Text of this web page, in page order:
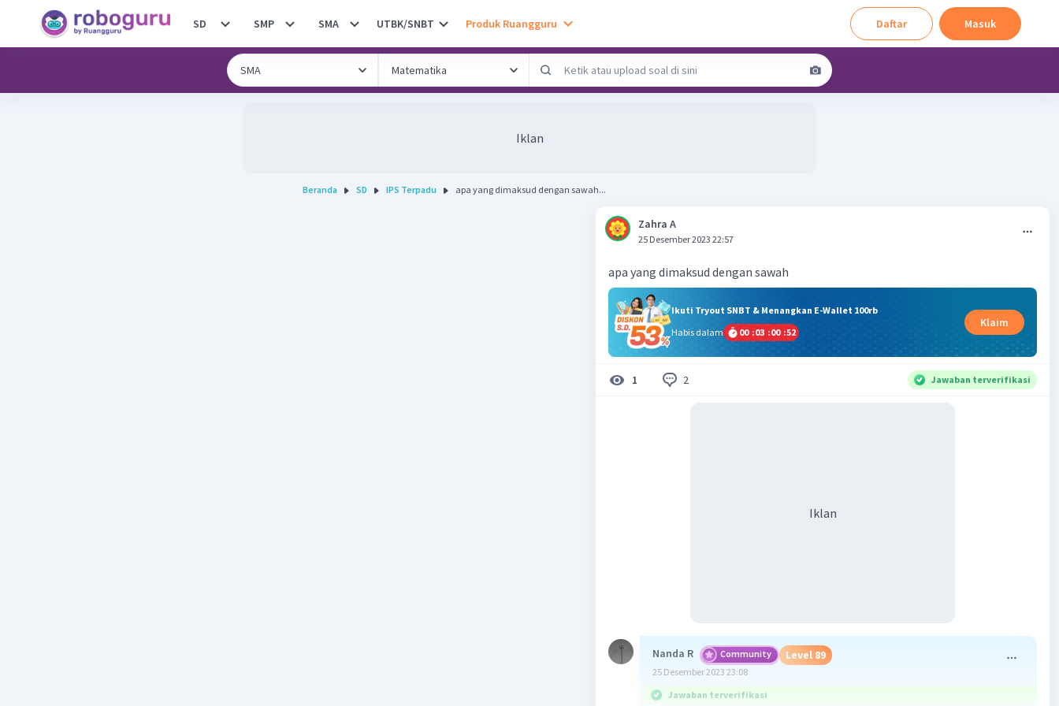
SD SMP SMA UTBK/SNBT Produk Ruangguru Daftar Masuk
Iklan
Beranda SD IPS Terpadu apa yang dimaksud dengan sawah...
Zahra A
25 Desember 2023 22:57
apa yang dimaksud dengan sawah
Ikuti Tryout SNBT & Menangkan E-Wallet 100rb
Habis dalam
00 :03 :00 :52
Klaim
1 2 Jawaban terverifikasi
Iklan
Nanda R Community Level 89
25 Desember 2023 23:08
Jawaban terverifikasi